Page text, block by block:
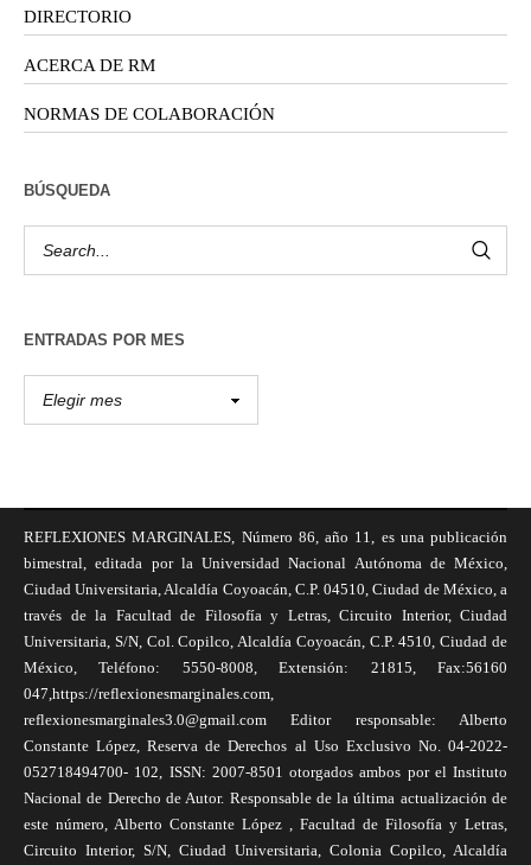
DIRECTORIO
ACERCA DE RM
NORMAS DE COLABORACIÓN
BÚSQUEDA
ENTRADAS POR MES
REFLEXIONES MARGINALES, Número 86, año 11, es una publicación
bimestral, editada por la Universidad Nacional Autónoma de México,
Ciudad Universitaria, Alcaldía Coyoacán, C.P. 04510, Ciudad de México, a
través de la Facultad de Filosofía y Letras, Circuito Interior, Ciudad
Universitaria, S/N, Col. Copilco, Alcaldía Coyoacán, C.P. 4510, Ciudad de
México, Teléfono: 5550-8008, Extensión: 21815, Fax:56160
047,https://reflexionesmarginales.com,
reflexionesmarginales3.0@gmail.com Editor responsable: Alberto
Constante López, Reserva de Derechos al Uso Exclusivo No. 04-2022-
052718494700- 102, ISSN: 2007-8501 otorgados ambos por el Instituto
Nacional de Derecho de Autor. Responsable de la última actualización de
este número, Alberto Constante López , Facultad de Filosofía y Letras,
Circuito Interior, S/N, Ciudad Universitaria, Colonia Copilco, Alcaldía